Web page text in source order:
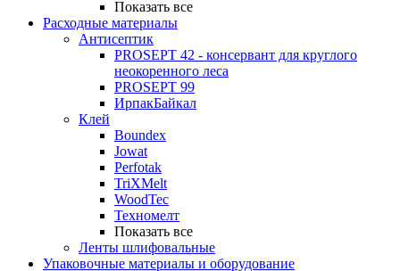
Показать все
Расходные материалы
Антисептик
PROSEPT 42 - консервант для круглого
неокоренного леса
PROSEPT 99
ИрпакБайкал
Клей
Boundex
Jowat
Perfotak
TriXMelt
WoodTec
Техномелт
Показать все
Ленты шлифовальные
Упаковочные материалы и оборудование